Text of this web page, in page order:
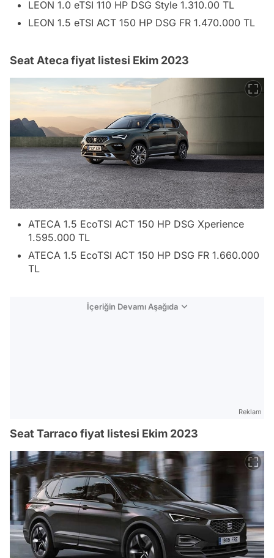
LEON 1.0 eTSI 110 HP DSG Style 1.310.00 TL
LEON 1.5 eTSI ACT 150 HP DSG FR 1.470.000 TL
Seat Ateca fiyat listesi Ekim 2023
ATECA 1.5 EcoTSI ACT 150 HP DSG Xperience
1.595.000 TL
ATECA 1.5 EcoTSI ACT 150 HP DSG FR 1.660.000
TL
İçeriğin Devamı Aşağıda
Reklam
Seat Tarraco fiyat listesi Ekim 2023